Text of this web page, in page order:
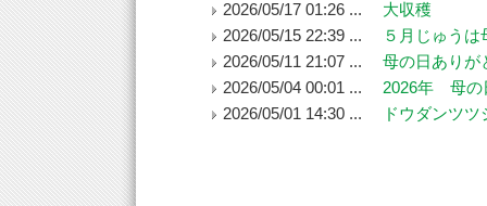
2026/05/17 01:26 ...
大収穫
2026/05/15 22:39 ...
５月じゅうは
2026/05/11 21:07 ...
母の日ありが
2026/05/04 00:01 ...
2026年 母の
2026/05/01 14:30 ...
ドウダンツツ